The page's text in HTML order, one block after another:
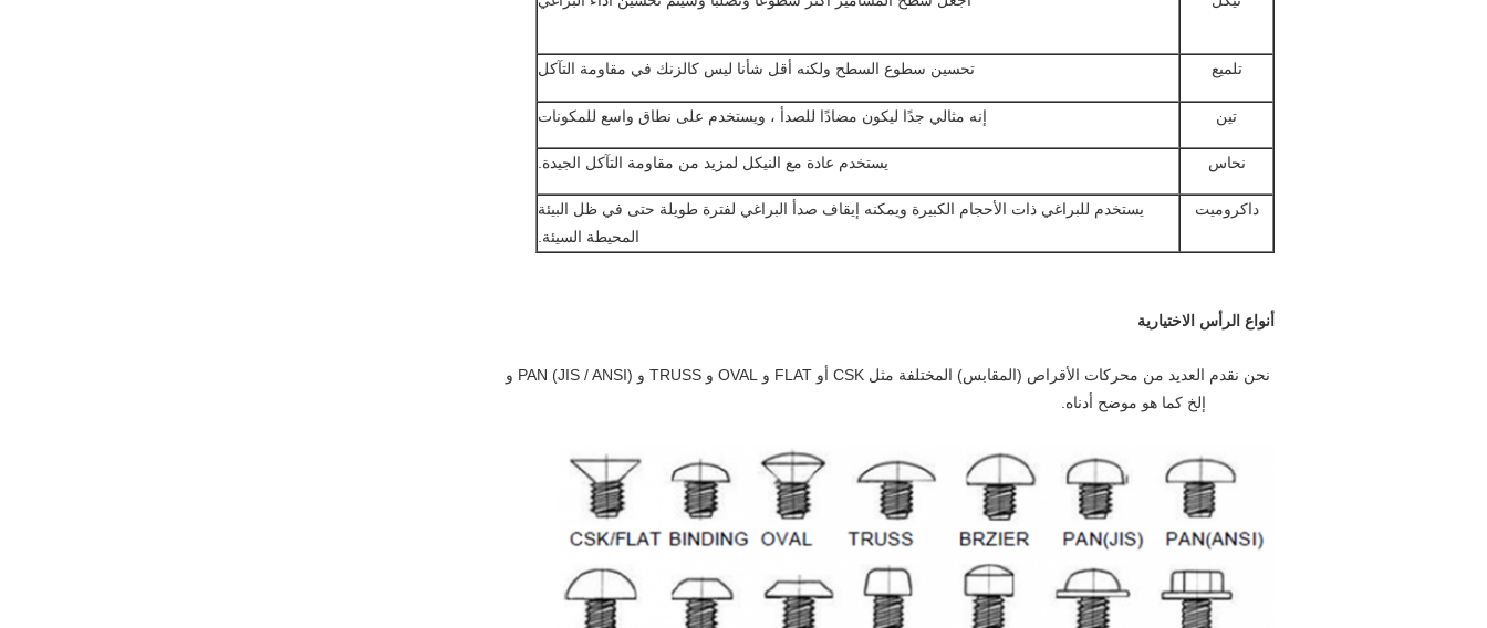
تلميع تحسين سطوع السطح ولكنه أقل شأنا ليس كالزنك في مقاومة التآكل
تين إنه مثالي جدًا ليكون مضادًا للصدأ ، ويستخدم على نطاق واسع للمكونات
نحاس يستخدم عادة مع النيكل لمزيد من مقاومة التآكل الجيدة.
داكروميت
يستخدم للبراغي ذات الأحجام الكبيرة ويمكنه إيقاف صدأ البراغي لفترة طويلة حتى في ظل البيئة
المحيطة السيئة.
أنواع الرأس الاختيارية
نحن نقدم العديد من محركات الأقراص (المقابس) المختلفة مثل CSK أو FLAT و OVAL و TRUSS و PAN (JIS / ANSI) و